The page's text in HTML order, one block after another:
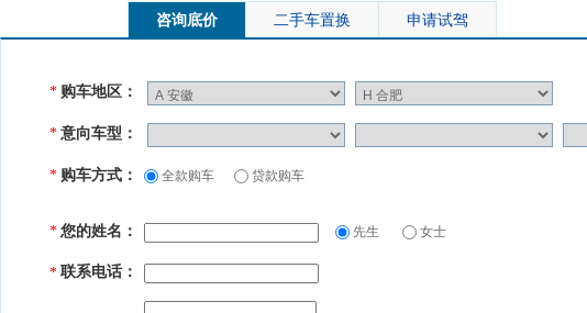
咨询底价 二手车置换 申请试驾
* 购车地区：
* 意向车型：
* 购车方式： 全款购车 贷款购车
* 您的姓名： 先生 女士
* 联系电话：